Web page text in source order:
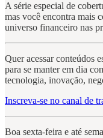
A série especial de
mas você encontra mais
universo financeiro nas
Quer acessar conteúdos
para se manter em dia
tecnologia, inovação,
Inscreva-se no canal de
Boa sexta-feira e até